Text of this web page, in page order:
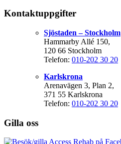
Kontaktuppgifter
Sjöstaden – Stockholm
Hammarby Allé 150,
120 66 Stockholm
Telefon: 010-202 30 20
Karlskrona
Arenavägen 3, Plan 2,
371 55 Karlskrona
Telefon: 010-202 30 20
Gilla oss